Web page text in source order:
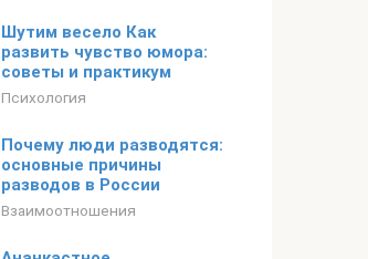
Шутим весело Как
развить чувство юмора:
советы и практикум
Психология
Почему люди разводятся:
основные причины
разводов в России
Взаимоотношения